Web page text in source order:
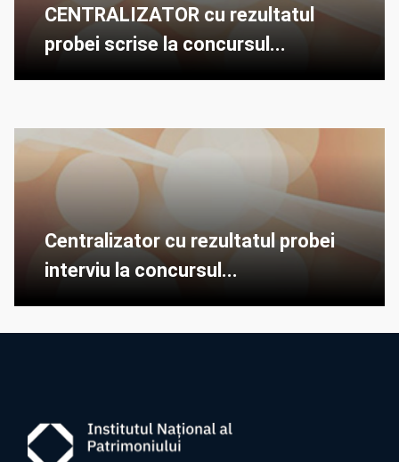
CENTRALIZATOR cu rezultatul
probei scrise la concursul...
Centralizator cu rezultatul probei
interviu la concursul...